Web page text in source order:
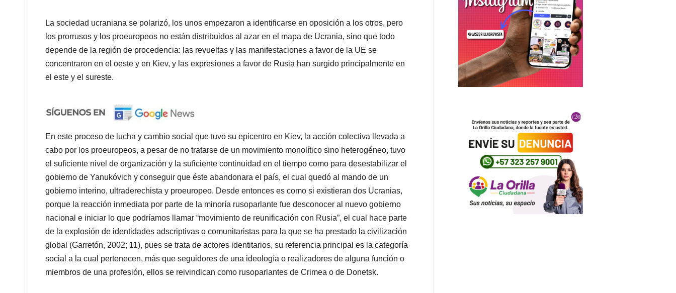
La sociedad ucraniana se polarizó, los unos empezaron a identificarse en oposición a los otros, pero
los prorrusos y los proeuropeos no están distribuidos al azar en el mapa de Ucrania, sino que todo
depende de la región de procedencia: las revueltas y las manifestaciones a favor de la UE se
concentraron en el oeste y en Kiev, y las expresiones a favor de Rusia han surgido principalmente en
el este y el sureste.
En este proceso de lucha y cambio social que tuvo su epicentro en Kiev, la acción colectiva llevada a
cabo por los proeuropeos, a pesar de no tratarse de un movimiento monolítico sino heterogéneo, tuvo
el suficiente nivel de organización y la suficiente continuidad en el tiempo como para desestabilizar el
gobierno de Yanukóvich y conseguir que éste abandonara el país, el cual quedó al mando de un
gobierno interino, ultraderechista y proeuropeo. Desde entonces es como si existieran dos Ucranias,
porque la reacción inmediata por parte de la minoría rusoparlante fue desconocer al nuevo gobierno
nacional e iniciar lo que podríamos llamar “movimiento de reunificación con Rusia”, el cual hace parte
de la explosión de identidades adscriptivas o comunitaristas para la que se ha prestado la civilización
global (Garretón, 2002; 11), pues se trata de actores identitarios, su referencia principal es la categoría
social a la cual pertenecen, más que seguidores de una ideología o realizadores de alguna función o
miembros de una profesión, ellos se reivindican como rusoparlantes de Crimea o de Donetsk.